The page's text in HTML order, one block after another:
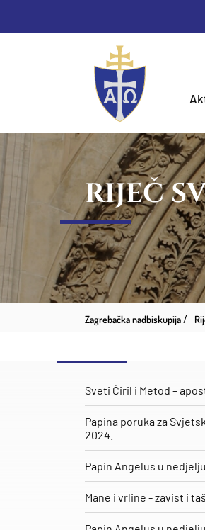
RIJEČ
Zagrebačka nadbiskupija
Sveti Ćiril i Metod –
Papina poruka za
2024.
Papin Angelus u
​Mane i vrline - zavist i